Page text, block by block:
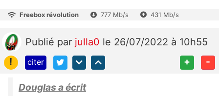
Freebox révolution 777 Mb/s 431 Mb/s
Publié par julla0 le 26/07/2022 à 10h55
!
citer + -
Douglas a écrit